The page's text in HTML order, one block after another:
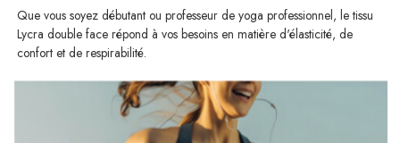
Que vous soyez débutant ou professeur de yoga professionnel, le tissu
Lycra double face répond à vos besoins en matière d'élasticité, de
confort et de respirabilité.